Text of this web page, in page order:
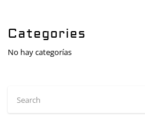
Categories
No hay categorías